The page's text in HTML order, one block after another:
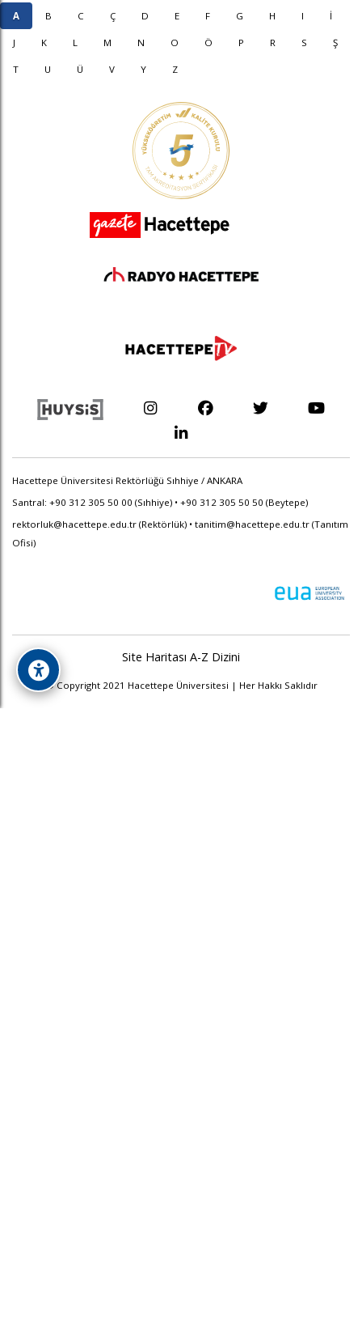
A B C Ç D E F G H I İ
J K L M N O Ö P R S Ş
T U Ü V Y Z
Hacettepe Üniversitesi Rektörlüğü Sıhhiye / ANKARA
Santral: +90 312 305 50 00 (Sıhhiye) • +90 312 305 50 50 (Beytepe)
rektorluk@hacettepe.edu.tr (Rektörlük) • tanitim@hacettepe.edu.tr (Tanıtım
Ofisi)
Site Haritası A-Z Dizini
© Copyright 2021 Hacettepe Üniversitesi | Her Hakkı Saklıdır